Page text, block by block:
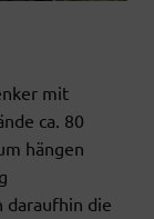
mit
ca. 80
hängen
daraufhin die